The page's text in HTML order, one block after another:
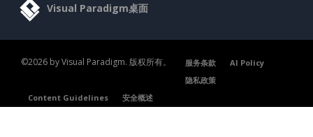
Visual Paradigm桌面
©2026 by Visual Paradigm. 版权所有。 服务条款
AI Policy
隐私政策
Content Guidelines
安全概述